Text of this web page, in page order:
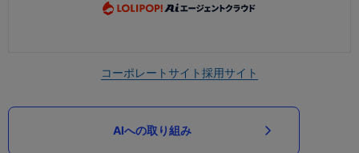
コーポレートサイト採用サイト
AIへの取り組み